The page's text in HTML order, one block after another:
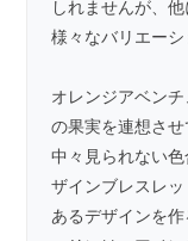
しれませんが、
様々なバリエーシ
オレンジアベン
の果実を連想さ
中々見られない
ザインブレスレ
あるデザインを